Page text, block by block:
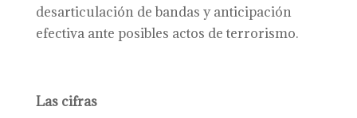
desarticulación de bandas y anticipación
efectiva ante posibles actos de terrorismo.
Las cifras